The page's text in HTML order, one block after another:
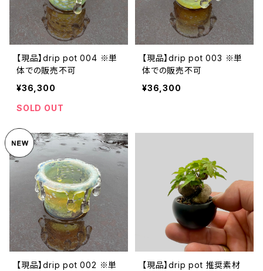
【現品】drip pot 004 ※単
体での販売不可
¥36,300
SOLD OUT
【現品】drip pot 003 ※単
体での販売不可
¥36,300
【現品】drip pot 002 ※単
【現品】drip pot 推奨素材